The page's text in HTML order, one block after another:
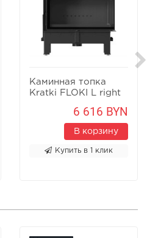
Каминная топка
Kratki FLOKI L right
6 616 BYN
В корзину
Купить в 1 клик